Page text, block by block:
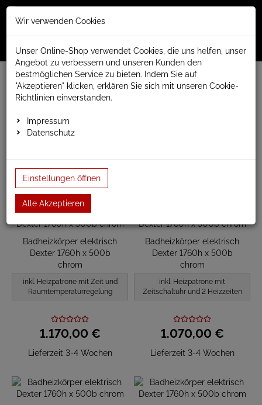
Menü
www.anapont.eu
elektrischer Badheizkörper
Dexter Badheizkörper elektrisch
Bauhöhe 1760mm
Badheizkörper elektrisch
Dexter 1760h x 500b
chrom
inkl. Heizpatrone mit Zeit und
Raumtemperaturregelung
1.170,00 €
Lieferzeit 3-4 Wochen
Badheizkörper elektrisch
Dexter 1760h x 500b
chrom
inkl. Heizpatrone mit
Zeitschaltuhr und 2 Heizzeiten
1.070,00 €
Lieferzeit 3-4 Wochen
Wir verwenden Cookies
Unser Online-Shop verwendet Cookies, die uns helfen, unser
Angebot zu verbessern und unseren Kunden den
bestmöglichen Service zu bieten. Indem Sie auf
"Akzeptieren" klicken, erklären Sie sich mit unseren Cookie-
Richtlinien einverstanden.
Impressum
Datenschutz
Einstellungen öffnen
Alle Akzeptieren